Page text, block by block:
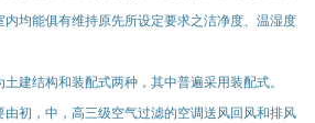
均能俱有维持原先所设定要求之洁净度、温湿度
结构和装配式两种，其中普遍采用装配式。
初，中，高三级空气过滤的空调送风回风和排风